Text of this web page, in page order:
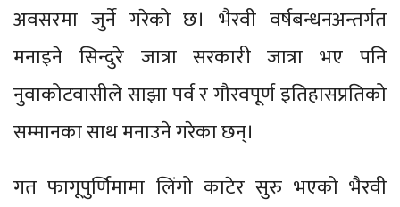
अवसरमा जुर्ने गरेको छ। भैरवी वर्षबन्धनअन्तर्गत
मनाइने सिन्दुरे जात्रा सरकारी जात्रा भए पनि
नुवाकोटवासीले साझा पर्व र गौरवपूर्ण इतिहासप्रतिको
सम्मानका साथ मनाउने गरेका छन्।
गत फागूपुर्णिमामा लिंगो काटेर सुरु भएको भैरवी